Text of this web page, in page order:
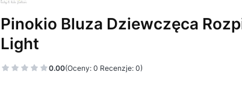
Pinokio Bluza Dziewczęca
Light
0.00(Oceny: 0 Recenzje: 0)